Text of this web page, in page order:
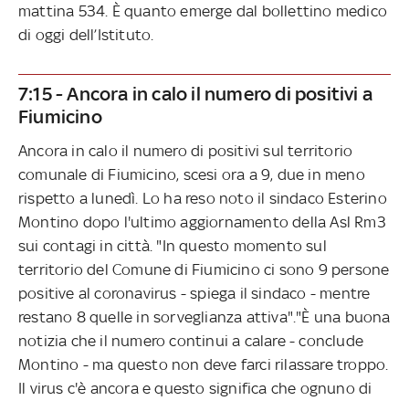
mattina 534. È quanto emerge dal bollettino medico
di oggi dell’Istituto.
7:15 - Ancora in calo il numero di positivi a
Fiumicino
Ancora in calo il numero di positivi sul territorio
comunale di Fiumicino, scesi ora a 9, due in meno
rispetto a lunedì. Lo ha reso noto il sindaco Esterino
Montino dopo l'ultimo aggiornamento della Asl Rm3
sui contagi in città. "In questo momento sul
territorio del Comune di Fiumicino ci sono 9 persone
positive al coronavirus - spiega il sindaco - mentre
restano 8 quelle in sorveglianza attiva"."È una buona
notizia che il numero continui a calare - conclude
Montino - ma questo non deve farci rilassare troppo.
Il virus c'è ancora e questo significa che ognuno di